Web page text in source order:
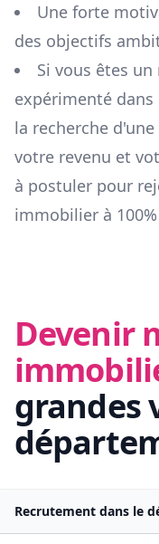
Une forte
des objectifs
Si vous êtes
expérimenté dans
la recherche
votre revenu et
à postuler pour
immobilier à
Devenir
grandes
Recrutement dans le